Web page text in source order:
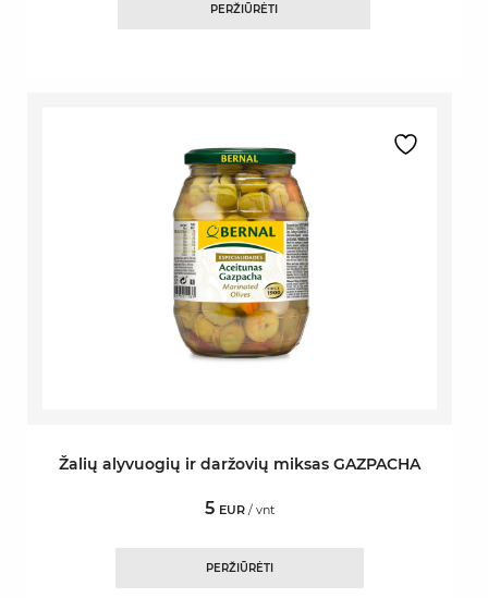
PERŽIŪRĖTI
Žalių alyvuogių ir daržovių miksas GAZPACHA
5 EUR / vnt
PERŽIŪRĖTI